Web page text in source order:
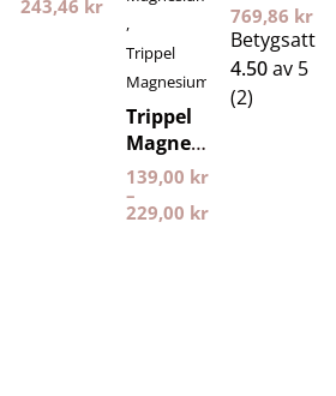
243,46 kr
,
Trippel
Magnesium
Trippel
Magnesium
Pureness
139,00 kr
–
229,00 kr
Powder
30 gram
Purovitalis
Longevity
769,86 kr
Betygsatt
4.50av 5
(2)